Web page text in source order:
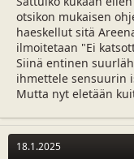
n
a
l
o
i
t
t
a
j
a
ä
m
ä
ä
r
ä
otsikon mukaisen
haeskellut sitä
ilmoitetaan "Ei
Siinä entinen
ihmettele sensuurin
Mutta nyt eletään
18.1.2025